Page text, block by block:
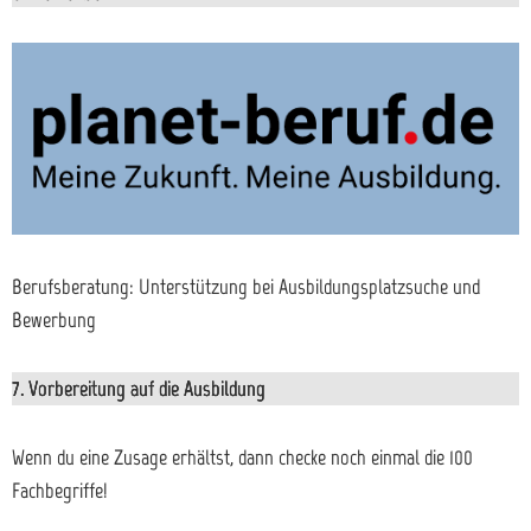
Berufsberatung: Unterstützung bei Ausbildungsplatzsuche und
Bewerbung
7. Vorbereitung auf die Ausbildung
Wenn du eine Zusage erhältst, dann checke noch einmal die 100
Fachbegriffe!